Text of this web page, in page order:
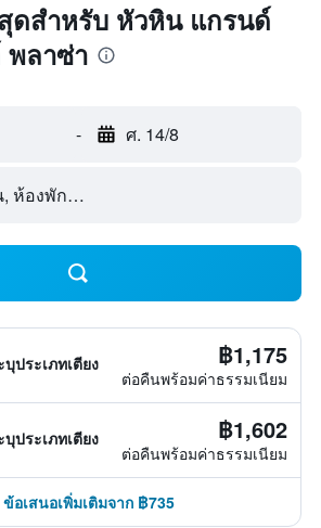
ดสำหรับ หัวหิน แกรนด์
พลาซ่า
- ศ. 14/8
ห้องพัก 1 ห้อง
ประเภทเตียง ฿1,175
ต่อคืนพร้อมค่าธรรมเนียม
ประเภทเตียง ฿1,602
ต่อคืนพร้อมค่าธรรมเนียม
อเสนอเพิ่มเติมจาก ฿735